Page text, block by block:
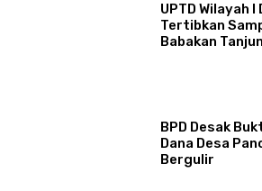
UPTD Wilayah
Tertibkan
Babakan
BPD Desak
Dana Desa
Bergulir